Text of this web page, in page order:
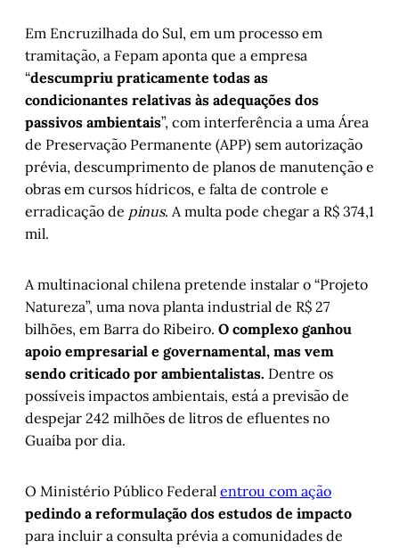
Em Encruzilhada do Sul, em um processo em
tramitação, a Fepam aponta que a empresa
“descumpriu praticamente todas as
condicionantes relativas às adequações dos
passivos ambientais”, com interferência a uma Área
de Preservação Permanente (APP) sem autorização
prévia, descumprimento de planos de manutenção e
obras em cursos hídricos, e falta de controle e
erradicação de pinus. A multa pode chegar a R$ 374,1
mil.
A multinacional chilena pretende instalar o “Projeto
Natureza”, uma nova planta industrial de R$ 27
bilhões, em Barra do Ribeiro. O complexo ganhou
apoio empresarial e governamental, mas vem
sendo criticado por ambientalistas. Dentre os
possíveis impactos ambientais, está a previsão de
despejar 242 milhões de litros de efluentes no
Guaíba por dia.
O Ministério Público Federal entrou com ação
pedindo a reformulação dos estudos de impacto
para incluir a consulta prévia a comunidades de